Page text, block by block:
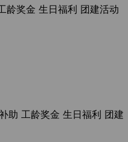
龄奖金 生日福利 团建活动
助 工龄奖金 生日福利 团建